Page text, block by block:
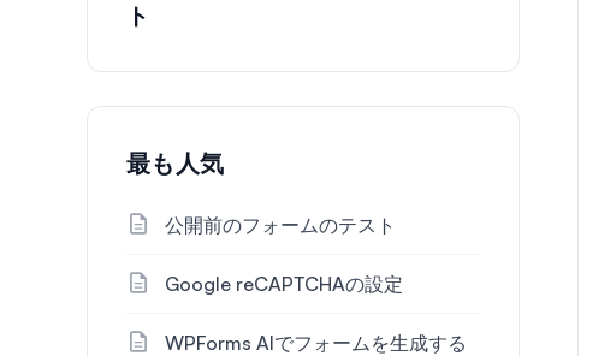
ト
最も人気
公開前のフォームのテスト
Google reCAPTCHAの設定
WPForms AIでフォームを生成する